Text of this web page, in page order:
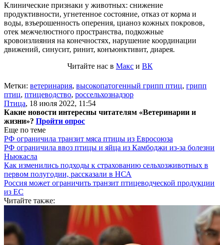
Клинические признаки у животных: снижение
продуктивности, угнетенное состояние, отказ от корма и
воды, взъерошенность оперения, цианоз кожных покровов,
отек межчелюстного пространства, подкожные
кровоизлияния на конечностях, нарушение координации
движений, синусит, ринит, конъюнктивит, диарея.
Читайте нас в Макс и ВК
Метки: ветеринария, высокопатогенный грипп птиц, грипп
птиц, птицеводство, россельхознадзор
Птица, 18 июля 2022, 11:54
Какие новости интересны читателям «Ветеринарии и
жизни»? Пройти опрос
Еще по теме
РФ ограничила транзит мяса птицы из Евросоюза
РФ ограничила ввоз птицы и яйца из Камбоджи из-за болезни
Ньюкасла
Как изменились подходы к страхованию сельхозживотных в
первом полугодии, рассказали в НСА
Россия может ограничить транзит птицеводческой продукции
из ЕС
Читайте также: